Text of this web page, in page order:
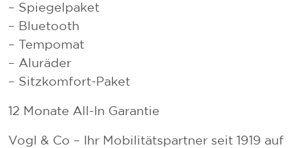
– Spiegelpaket
– Bluetooth
– Tempomat
– Aluräder
– Sitzkomfort-Paket
12 Monate All-In Garantie
Vogl & Co – Ihr Mobilitätspartner seit 1919 auf